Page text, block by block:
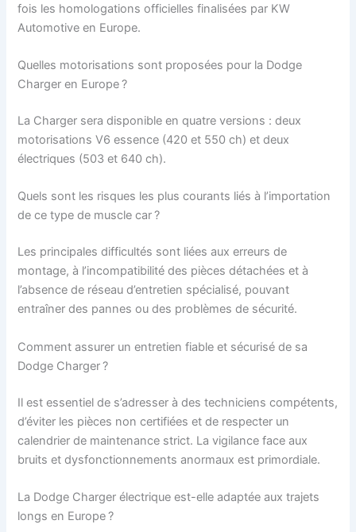
fois les homologations officielles finalisées par KW
Automotive en Europe.
Quelles motorisations sont proposées pour la Dodge
Charger en Europe ?
La Charger sera disponible en quatre versions : deux
motorisations V6 essence (420 et 550 ch) et deux
électriques (503 et 640 ch).
Quels sont les risques les plus courants liés à l’importation
de ce type de muscle car ?
Les principales difficultés sont liées aux erreurs de
montage, à l’incompatibilité des pièces détachées et à
l’absence de réseau d’entretien spécialisé, pouvant
entraîner des pannes ou des problèmes de sécurité.
Comment assurer un entretien fiable et sécurisé de sa
Dodge Charger ?
Il est essentiel de s’adresser à des techniciens compétents,
d’éviter les pièces non certifiées et de respecter un
calendrier de maintenance strict. La vigilance face aux
bruits et dysfonctionnements anormaux est primordiale.
La Dodge Charger électrique est-elle adaptée aux trajets
longs en Europe ?